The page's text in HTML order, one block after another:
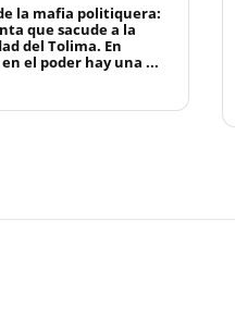
la mafia politiquera:
que sacude a la
del Tolima. En
el poder hay una ...